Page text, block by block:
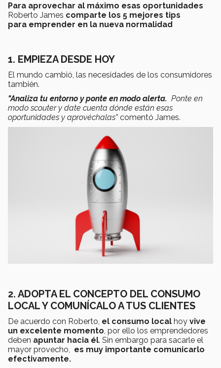
Para aprovechar al máximo esas oportunidades
Roberto James comparte los 5 mejores tips
para emprender en la nueva normalidad
1. EMPIEZA DESDE HOY
El mundo cambió, las necesidades de los consumidores
también.
"Analiza tu entorno y ponte en modo alerta. Ponte en
modo scouter y date cuenta dónde están esas
oportunidades y aprovéchalas" comentó James.
2. ADOPTA EL CONCEPTO DEL CONSUMO
LOCAL Y COMUNÍCALO A TUS CLIENTES
De acuerdo con Roberto, el consumo local hoy vive
un excelente momento, por ello los emprendedores
deben apuntar hacia él. Sin embargo para sacarle el
mayor provecho, es muy importante comunicarlo
efectivamente.